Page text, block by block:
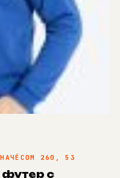
260, 53
футер с